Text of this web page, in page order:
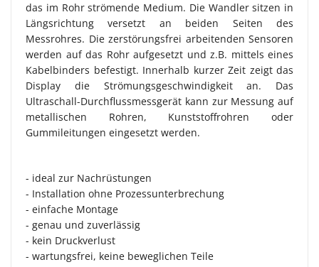
das im Rohr strömende Medium. Die Wandler sitzen in
Längsrichtung versetzt an beiden Seiten des
Messrohres. Die zerstörungsfrei arbeitenden Sensoren
werden auf das Rohr aufgesetzt und z.B. mittels eines
Kabelbinders befestigt. Innerhalb kurzer Zeit zeigt das
Display die Strömungsgeschwindigkeit an. Das
Ultraschall-Durchflussmessgerät kann zur Messung auf
metallischen Rohren, Kunststoffrohren oder
Gummileitungen eingesetzt werden.
- ideal zur Nachrüstungen
- Installation ohne Prozessunterbrechung
- einfache Montage
- genau und zuverlässig
- kein Druckverlust
- wartungsfrei, keine beweglichen Teile